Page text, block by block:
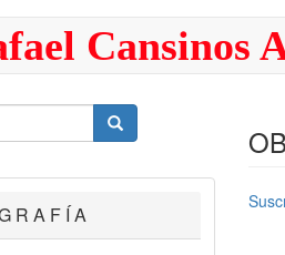
Cansinos
Buscar
R A F Í A